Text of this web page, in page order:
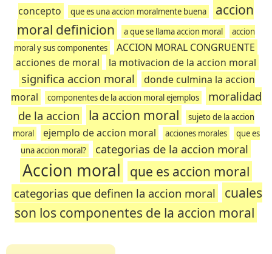
concepto
que es una accion moralmente buena
accion
moral definicion
a que se llama accion moral
accion
moral y sus componentes
ACCION MORAL CONGRUENTE
acciones de moral
la motivacion de la accion moral
significa accion moral
donde culmina la accion
moral
componentes de la accion moral ejemplos
moralidad
de la accion
la accion moral
sujeto de la accion
moral
ejemplo de accion moral acciones morales
que es
una accion moral?
categorias de la accion moral
Accion moral que es accion moral
categorias que definen la accion moral
cuales
son los componentes de la accion moral